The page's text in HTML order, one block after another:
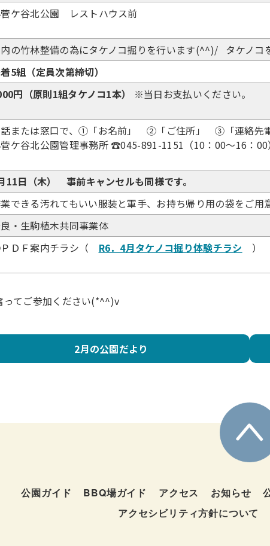
ケ谷北公園 レストハウス前
の竹林整備の為にタケノコ掘りを行います(^^)/ タケノコ
5組（定員次第締切）
円（原則1組タケノコ1本） ※当日お支払いください。
または窓口で、①「お名前」 ②「ご住所」 ③「連絡先
ケ谷北公園管理事務所 ☎045-891-1151（10：00～16：00
11日（木） 事前キャンセルも同様です。
できる汚れてもいい服装と軍手、お持ち帰り用の袋をご用
・生駒植木共同事業体
ＤＦ案内チラシ（ R6．4月タケノコ掘り体験チラシ ）
ってご参加ください(*^^)v
2月の公園だより
公園ガイド BBQ場ガイド アクセス お知らせ
アクセシビリティ方針について